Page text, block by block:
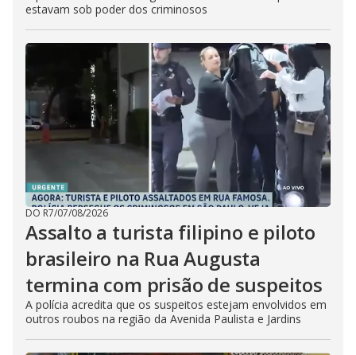
estavam sob poder dos criminosos
DO R7/07/08/2026
Assalto a turista filipino e piloto
brasileiro na Rua Augusta
termina com prisão de suspeitos
A polícia acredita que os suspeitos estejam envolvidos em
outros roubos na região da Avenida Paulista e Jardins